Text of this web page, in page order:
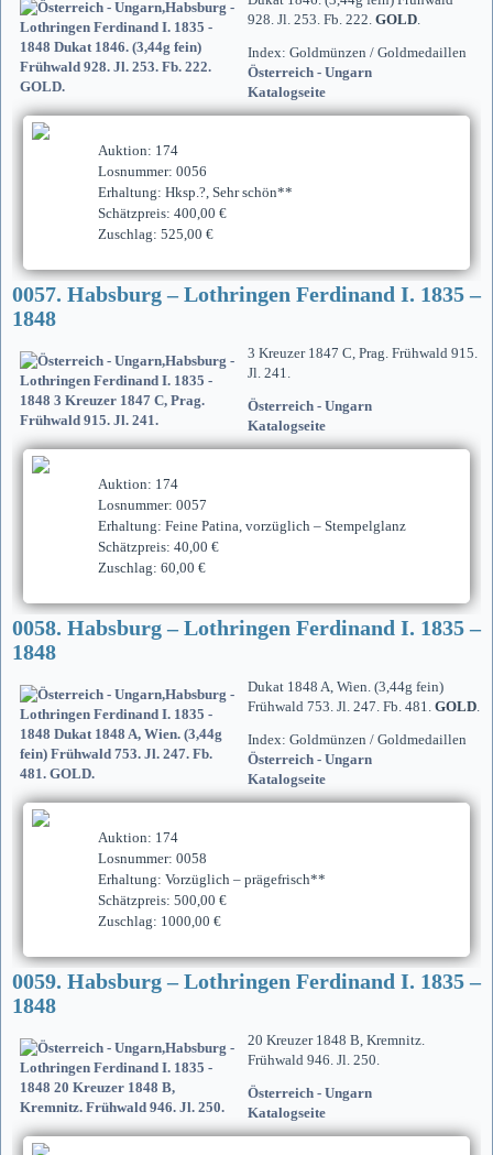
928. Jl. 253. Fb. 222. GOLD.
Index: Goldmünzen / Goldmedaillen
Österreich - Ungarn
Katalogseite
Auktion: 174
Losnummer: 0056
Erhaltung: Hksp.?, Sehr schön**
Schätzpreis: 400,00 €
Zuschlag: 525,00 €
0057. Habsburg – Lothringen Ferdinand I. 1835 –
1848
3 Kreuzer 1847 C, Prag. Frühwald 915.
Jl. 241.
Österreich - Ungarn
Katalogseite
Auktion: 174
Losnummer: 0057
Erhaltung: Feine Patina, vorzüglich – Stempelglanz
Schätzpreis: 40,00 €
Zuschlag: 60,00 €
0058. Habsburg – Lothringen Ferdinand I. 1835 –
1848
Dukat 1848 A, Wien. (3,44g fein)
Frühwald 753. Jl. 247. Fb. 481. GOLD.
Index: Goldmünzen / Goldmedaillen
Österreich - Ungarn
Katalogseite
Auktion: 174
Losnummer: 0058
Erhaltung: Vorzüglich – prägefrisch**
Schätzpreis: 500,00 €
Zuschlag: 1000,00 €
0059. Habsburg – Lothringen Ferdinand I. 1835 –
1848
20 Kreuzer 1848 B, Kremnitz.
Frühwald 946. Jl. 250.
Österreich - Ungarn
Katalogseite